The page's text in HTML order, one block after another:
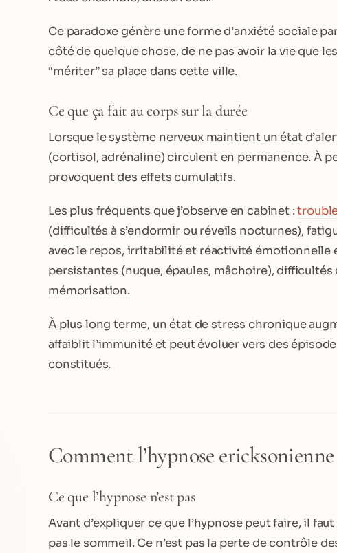
Ce paradoxe génère une forme d’anxiété sociale
côté de quelque chose, de ne pas avoir la vie que
“mériter” sa place dans cette ville.
Ce que ça fait au corps sur la durée
Lorsque le système nerveux maintient un état
(cortisol, adrénaline) circulent en permanence. À
provoquent des effets cumulatifs.
Les plus fréquents que j’observe en cabinet :
(difficultés à s’endormir ou réveils nocturnes),
avec le repos, irritabilité et réactivité émotionnelle
persistantes (nuque, épaules, mâchoire),
mémorisation.
À plus long terme, un état de stress chronique
affaiblit l’immunité et peut évoluer vers des
constitués.
Comment l’hypnose
Ce que l’hypnose n’est pas
Avant d’expliquer ce que l’hypnose peut faire, il faut
pas le sommeil. Ce n’est pas la perte de contrôle